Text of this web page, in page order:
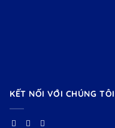
KẾT NỐI VỚI CHÚNG TÔI